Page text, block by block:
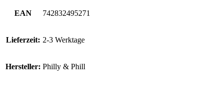
EAN 742832495271
Lieferzeit: 2-3 Werktage
Hersteller: Philly & Phill